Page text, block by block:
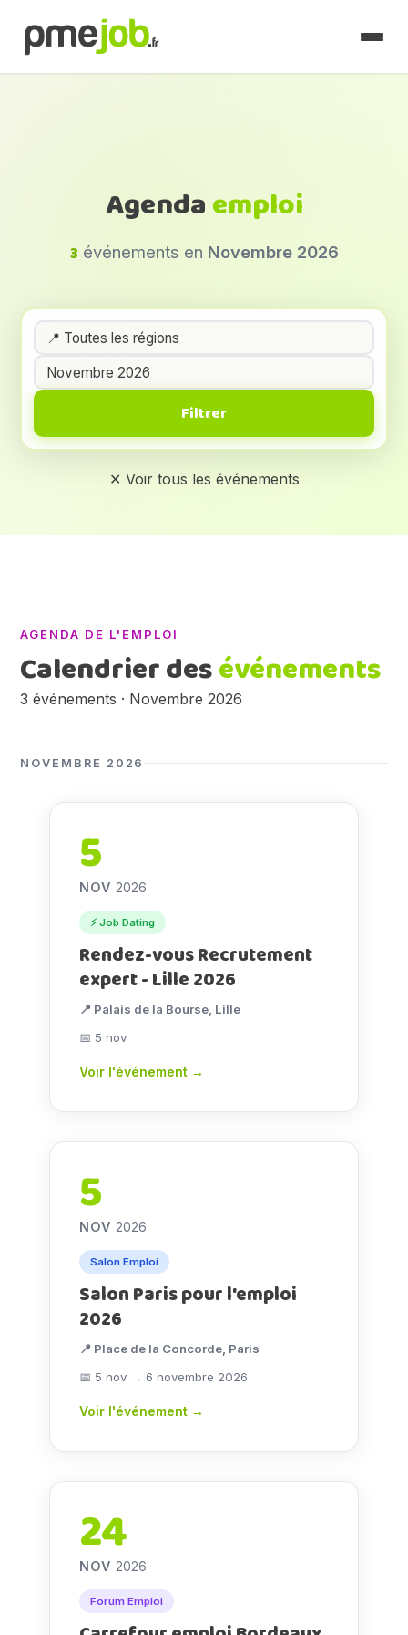
Agendaemploi
3 événements en Novembre 2026
Filtrer
✕ Voir tous les événements
AGENDA DE L'EMPLOI
Calendrier desévénements
3 événements · Novembre 2026
NOVEMBRE 2026
5
NOV 2026
⚡ Job Dating
Rendez-vous Recrutement
expert - Lille 2026
📍 Palais de la Bourse, Lille
📅 5 nov
Voir l'événement →
5
NOV 2026
Salon Emploi
Salon Paris pour l'emploi
2026
📍 Place de la Concorde, Paris
📅 5 nov → 6 novembre 2026
Voir l'événement →
24
NOV 2026
Forum Emploi